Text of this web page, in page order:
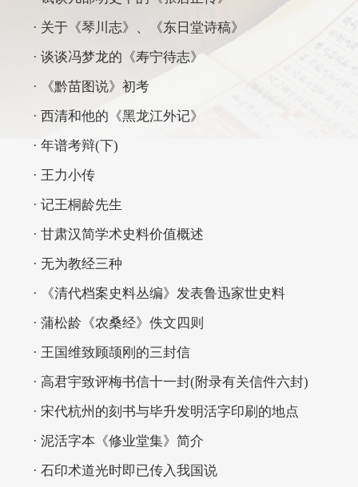
· 关于《琴川志》、《东日堂诗稿》
· 谈谈冯梦龙的《寿宁待志》
· 《黔苗图说》初考
· 西清和他的《黑龙江外记》
· 年谱考辩(下)
· 王力小传
· 记王桐龄先生
· 甘肃汉简学术史料价值概述
· 无为教经三种
· 《清代档案史料丛编》发表鲁迅家世史料
· 蒲松龄《农桑经》佚文四则
· 王国维致顾颉刚的三封信
· 高君宇致评梅书信十一封(附录有关信件六封)
· 宋代杭州的刻书与毕升发明活字印刷的地点
· 泥活字本《修业堂集》简介
· 石印术道光时即已传入我国说